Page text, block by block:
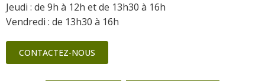
Jeudi : de 9h à 12h et de 13h30 à 16h
Vendredi : de 13h30 à 16h
CONTACTEZ-NOUS